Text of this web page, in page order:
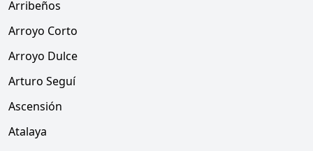
Arribeños
Arroyo Corto
Arroyo Dulce
Arturo Seguí
Ascensión
Atalaya